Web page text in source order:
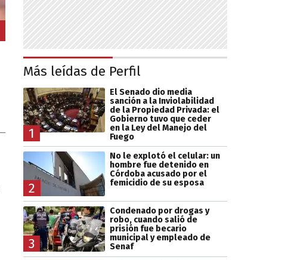
Más leídas de Perfil
1
El Senado dio media
sanción a la Inviolabilidad
de la Propiedad Privada: el
Gobierno tuvo que ceder
en la Ley del Manejo del
Fuego
2
No le explotó el celular: un
hombre fue detenido en
Córdoba acusado por el
femicidio de su esposa
3
Condenado por drogas y
robo, cuando salió de
prisión fue becario
municipal y empleado de
Senaf